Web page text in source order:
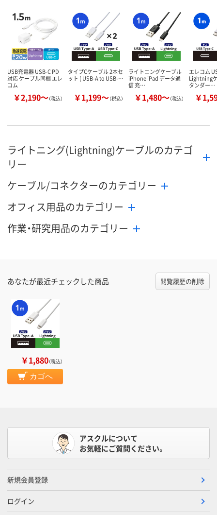
カゴへ
数量
カゴへ
数量
カ
USB充電器 USB-C PD
対応 ケーブル同梱 エレ
コム
￥2,190～（税込）
タイプCケーブル 2本セ
ット ( USB-A to USB-…
￥1,199～（税込）
ライトニングケーブル
iPhone iPad データ通
信 充…
￥1,480～（税込）
エレコム
Lightning
タンダー…
￥
ライトニング(Lightning)ケーブルのカテゴ
リー
ケーブル/コネクターのカテゴリー
オフィス用品のカテゴリー
作業・研究用品のカテゴリー
あなたが最近チェックした商品 閲覧履歴の削除
￥1,880（税込）
カゴへ
アスクルについて
お気軽にご質問ください。
新規会員登録
ログイン